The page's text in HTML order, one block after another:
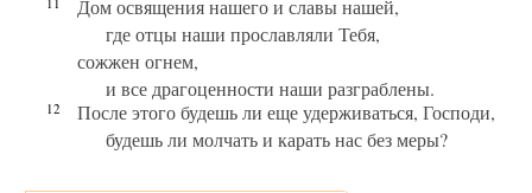
Дом освящения нашего и славы нашей,
где отцы наши прославляли Тебя,
сожжен огнем,
и все драгоценности наши разграблены.
12
После этого будешь ли еще удерживаться, Господи,
будешь ли молчать и карать нас без меры?